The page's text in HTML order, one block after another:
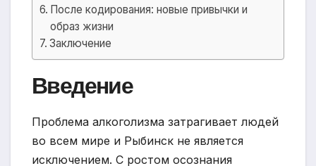
После кодирования: новые привычки и
образ жизни
Заключение
Введение
Проблема алкоголизма затрагивает людей
во всем мире и Рыбинск не является
исключением. С ростом осознания